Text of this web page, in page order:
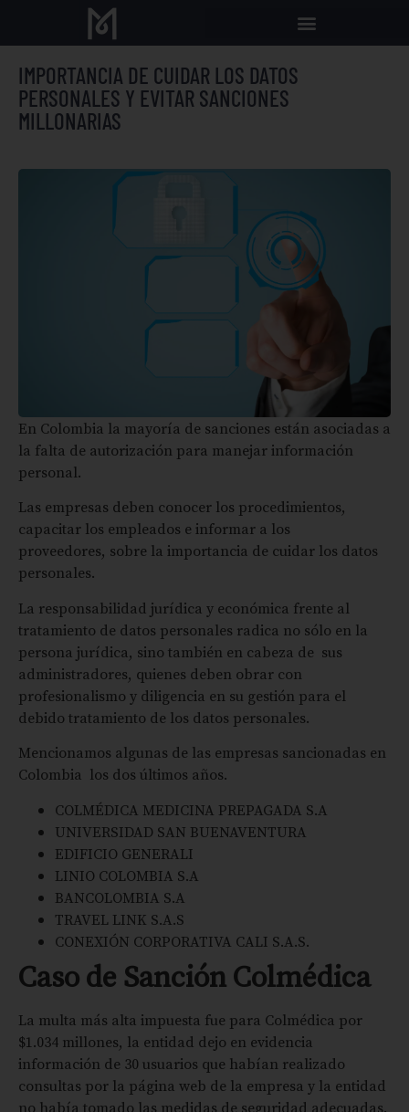
IMPORTANCIA DE CUIDAR LOS DATOS
PERSONALES Y EVITAR SANCIONES
MILLONARIAS
En Colombia la mayoría de sanciones están asociadas a
la falta de autorización para manejar información
personal.
Las empresas deben conocer los procedimientos,
capacitar los empleados e informar a los
proveedores, sobre la importancia de cuidar los datos
personales.
La responsabilidad jurídica y económica frente al
tratamiento de datos personales radica no sólo en la
persona jurídica, sino también en cabeza de sus
administradores, quienes deben obrar con
profesionalismo y diligencia en su gestión para el
debido tratamiento de los datos personales.
Mencionamos algunas de las empresas sancionadas en
Colombia los dos últimos años.
COLMÉDICA MEDICINA PREPAGADA S.A
UNIVERSIDAD SAN BUENAVENTURA
EDIFICIO GENERALI
LINIO COLOMBIA S.A
BANCOLOMBIA S.A
TRAVEL LINK S.A.S
CONEXIÓN CORPORATIVA CALI S.A.S.
Caso de Sanción Colmédica
La multa más alta impuesta fue para Colmédica por
$1.034 millones, la entidad dejo en evidencia
información de 30 usuarios que habían realizado
consultas por la página web de la empresa y la entidad
no había tomado las medidas de seguridad adecuadas.